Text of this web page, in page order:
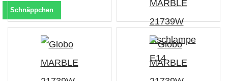
Schnäppchen